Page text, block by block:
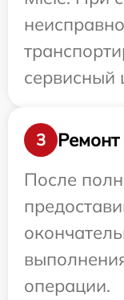
сервисный
3
Ремонт
После
операции.